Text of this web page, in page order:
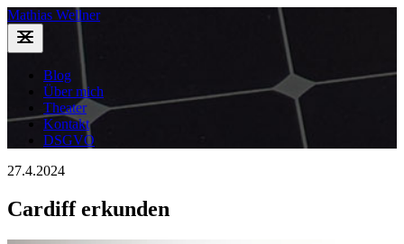
Mathias Wellner
Blog
Über mich
Theater
Kontakt
DSGVO
27.4.2024
Cardiff erkunden